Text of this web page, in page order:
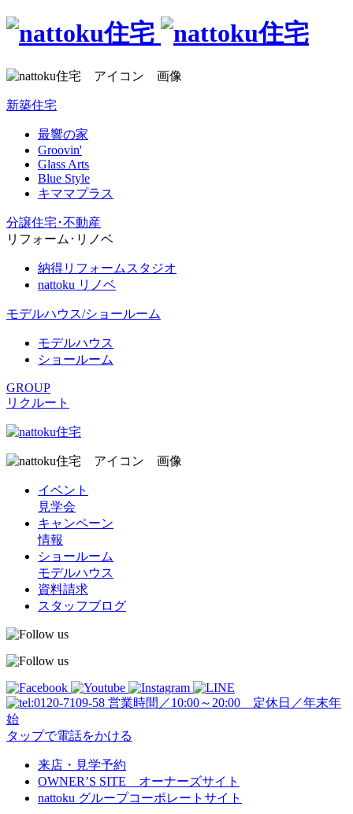
新築住宅
最響の家
Groovin'
Glass Arts
Blue Style
キママプラス
分譲住宅･不動産
リフォーム･リノベ
納得リフォームスタジオ
nattoku リノベ
モデルハウス/ショールーム
モデルハウス
ショールーム
GROUP
リクルート
イベント
見学会
キャンペーン
情報
ショールーム
モデルハウス
資料請求
スタッフブログ
営業時間／10:00～20:00 定休日／年末年
始
タップで電話をかける
来店・見学予約
OWNER’S SITE オーナーズサイト
nattoku グループコーポレートサイト